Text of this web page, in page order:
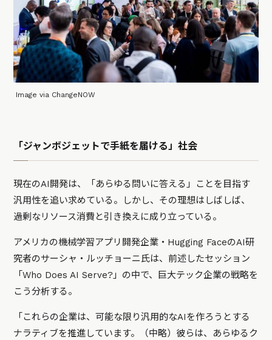
Image via ChangeNOW
「ジャンボジェットで手紙を届ける」社会
現在のAI開発は、「あらゆる問いに答える」ことを目指す
汎用性を追い求めている。しかし、その理想はしばしば、
過剰なリソース消費と引き換えに成り立っている。
アメリカの機械学習アプリ開発企業・Hugging FaceのAI研
究者のサーシャ・ルッチョーニ氏は、前述したセッション
「Who Does AI Serve?」の中で、巨大テック企業の戦略を
こう分析する。
「これらの企業は、可能な限り汎用的なAIを作ろうとする
ナラティブを推進しています。（中略）彼らは、あらゆるク